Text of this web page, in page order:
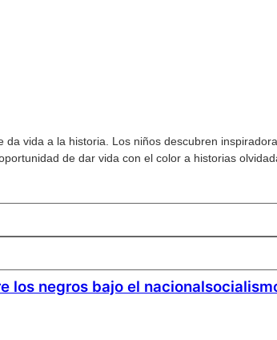
da vida a la historia. Los niños descubren
de dar vida con el color a historias
los negros bajo el